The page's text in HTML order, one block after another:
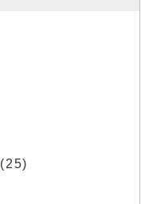
(25)